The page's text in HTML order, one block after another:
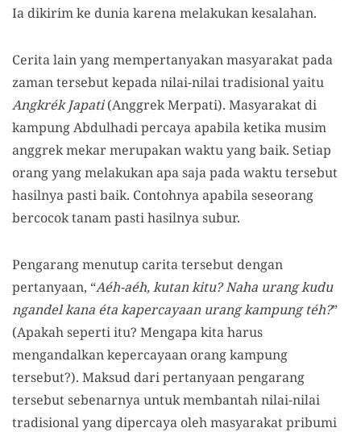
Ia dikirim ke dunia karena melakukan kesalahan.
Cerita lain yang mempertanyakan masyarakat pada
zaman tersebut kepada nilai-nilai tradisional yaitu
Angkrék Japati(Anggrek Merpati). Masyarakat di
kampung Abdulhadi percaya apabila ketika musim
anggrek mekar merupakan waktu yang baik. Setiap
orang yang melakukan apa saja pada waktu tersebut
hasilnya pasti baik. Contohnya apabila seseorang
bercocok tanam pasti hasilnya subur.
Pengarang menutup carita tersebut dengan
pertanyaan, “Aéh-aéh, kutan kitu? Naha urang kudu
ngandel kana éta kapercayaan urang kampung téh?”
(Apakah seperti itu? Mengapa kita harus
mengandalkan kepercayaan orang kampung
tersebut?). Maksud dari pertanyaan pengarang
tersebut sebenarnya untuk membantah nilai-nilai
tradisional yang dipercaya oleh masyarakat pribumi